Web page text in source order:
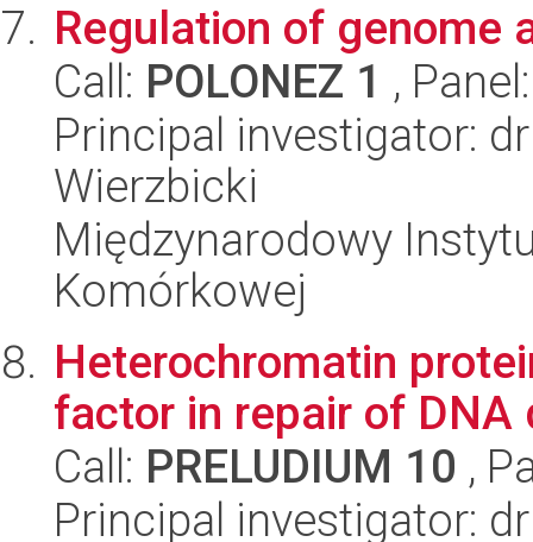
Regulation of genome
Call: POLONEZ 1 ,
Principal investigator:
Wierzbicki
Międzynarodowy
Komórkowej
Heterochromatin
factor in repair of
Call: PRELUDIUM 10 ,
Principal investigator: